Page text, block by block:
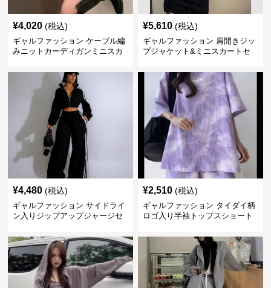
¥4,020 (税込)
ギャルファッション ケーブル編
みニットカーディガンミニスカ
¥5,610 (税込)
ギャルファッション 肩開きジッ
プジャケット&ミニスカートセ
¥4,480 (税込)
ギャルファッション サイドライ
ン入りジップアップジャージセ
¥2,510 (税込)
ギャルファッション タイダイ柄
ロゴ入り半袖トップスショート